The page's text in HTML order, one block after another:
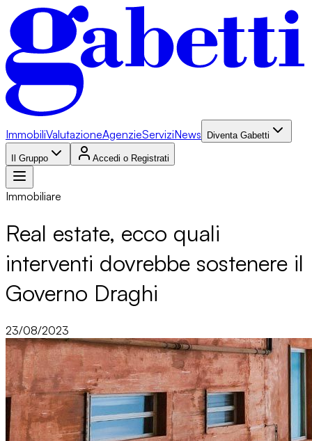
ImmobiliValutazioneAgenzieServiziNews Diventa Gabetti
Il Gruppo Accedi o Registrati
Immobiliare
Real estate, ecco quali
interventi dovrebbe sostenere il
Governo Draghi
23/08/2023